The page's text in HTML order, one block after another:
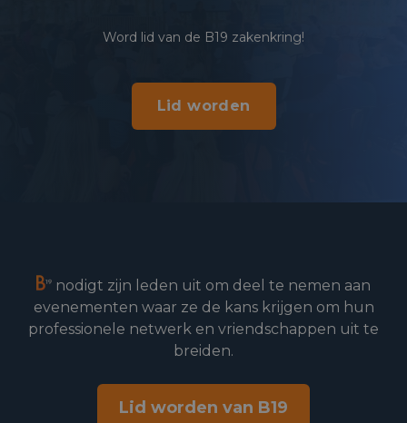
Word lid van de B19 zakenkring!
Lid worden
nodigt zijn leden uit om deel te nemen aan
evenementen waar ze de kans krijgen om hun
professionele netwerk en vriendschappen uit te
breiden.
Lid worden van B19